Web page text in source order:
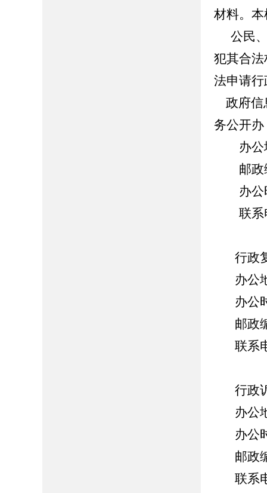
材料。
公民
犯其合
法申请
政府信
务公开办
办公地
邮政
办公时
联系电
行政复
办公地
办公时
邮政编
联系
行政诉
办公地
办公时
邮政编
联系电